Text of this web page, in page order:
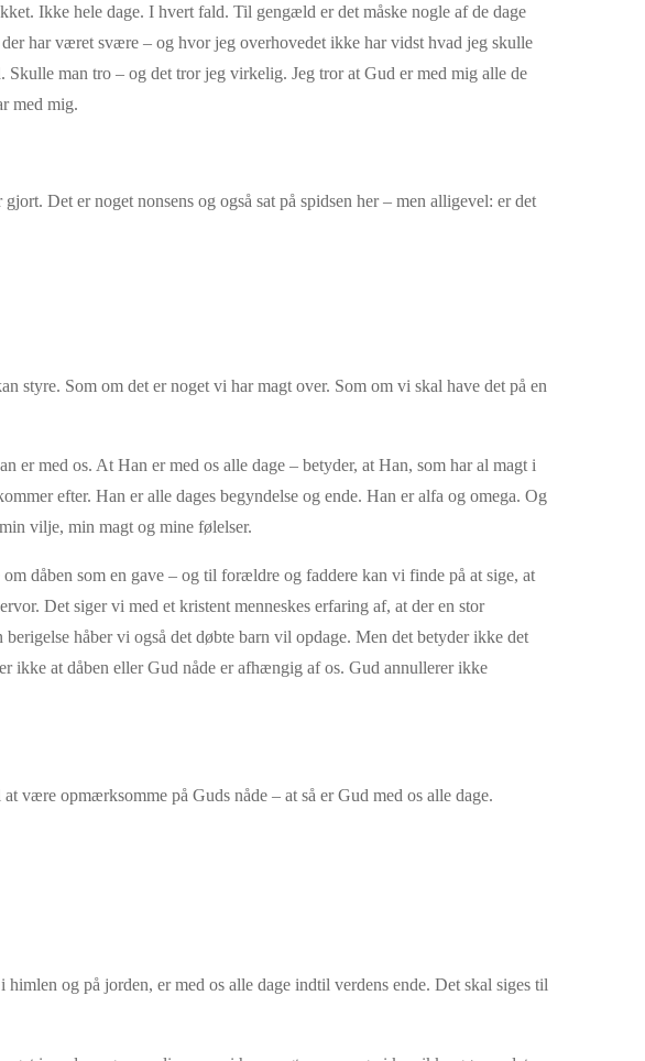
Ikke hele dage. I hvert fald. Til gengæld er det måske nogle af de dage
har været svære – og hvor jeg overhovedet ikke har vidst hvad jeg skulle
man tro – og det tror jeg virkelig. Jeg tror at Gud er med mig alle de
med mig.
Det er noget nonsens og også sat på spidsen her – men alligevel: er det
styre. Som om det er noget vi har magt over. Som om vi skal have det på en
er med os. At Han er med os alle dage – betyder, at Han, som har al magt i
efter. Han er alle dages begyndelse og ende. Han er alfa og omega. Og
vilje, min magt og mine følelser.
dåben som en gave – og til forældre og faddere kan vi finde på at sige, at
Det siger vi med et kristent menneskes erfaring af, at der en stor
håber vi også det døbte barn vil opdage. Men det betyder ikke det
ikke at dåben eller Gud nåde er afhængig af os. Gud annullerer ikke
være opmærksomme på Guds nåde – at så er Gud med os alle dage.
og på jorden, er med os alle dage indtil verdens ende. Det skal siges til